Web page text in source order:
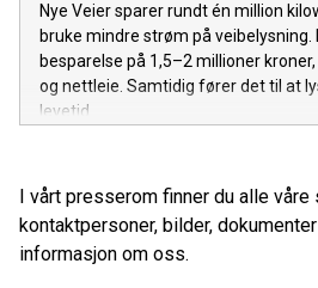
Nye Veier sparer rundt én million
bruke mindre strøm på veibelysning.
besparelse på 1,5–2 millioner
og nettleie. Samtidig fører det til at
levetid.
I vårt presserom finner du alle
kontaktpersoner, bilder,
informasjon om oss.